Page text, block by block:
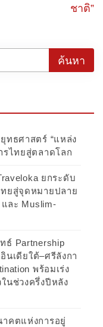
ชาติ”
ทธศาสตร์ “แหล่ง
รไทยสู่ตลาดโลก
ยกระดับ
ยสู่จุดหมายปลาย
ละ Muslim-
ธ์ Partnership
นเดียใต้–ศรีลังกา
พร้อมเร่ง
นช่วงครึ่งปีหลัง
คตแห่งการอยู่